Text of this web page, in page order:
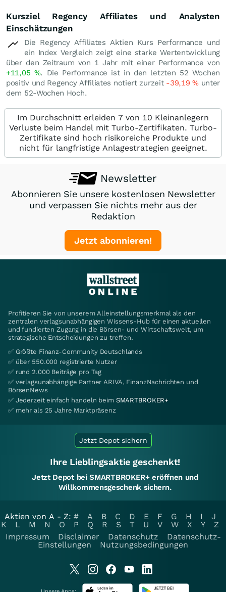
Kursziel Regency Affiliates und Analysten
Einschätzungen
Die Regency Affiliates Aktien Kurs Performance und
ein Index Vergleich zeigt eine starke Wertentwicklung
über den Zeitraum von 1 Jahr mit einer Performance von
+11,05 %. Die Performance ist in den letzten 52 Wochen
positiv und Regency Affiliates notiert zurzeit -39,19%unter
dem 52-Wochen Hoch.
Im Durchschnitt erleiden 7 von 10 Kleinanlegern
Verluste beim Handel mit Turbo-Zertifikaten. Turbo-
Zertifikate sind hoch risikoreiche Produkte und
nicht für langfristige Anlagestrategien geeignet.
Newsletter
Abonnieren Sie unsere kostenlosen Newsletter
und verpassen Sie nichts mehr aus der
Redaktion
Jetzt abonnieren!
Profitieren Sie von unserem Alleinstellungsmerkmal als den
zentralen verlagsunabhängigen Wissens-Hub für einen aktuellen
und fundierten Zugang in die Börsen- und Wirtschaftswelt, um
strategische Entscheidungen zu treffen.
✅ Größte Finanz-Community Deutschlands
✅ über 550.000 registrierte Nutzer
✅ rund 2.000 Beiträge pro Tag
✅ verlagsunabhängige Partner ARIVA, FinanzNachrichten und
BörsenNews
✅ Jederzeit einfach handeln beim SMARTBROKER+
✅ mehr als 25 Jahre Marktpräsenz
Jetzt Depot sichern
Ihre Lieblingsaktie geschenkt!
Jetzt Depot bei SMARTBROKER+ eröffnen und
Willkommensgeschenk sichern.
Aktien von A - Z: # A B C D E F G H I
J
K
L M N O P Q R S T U V W X Y
Z
Impressum
Disclaimer Datenschutz
Datenschutz-
Einstellungen
Nutzungsbedingungen